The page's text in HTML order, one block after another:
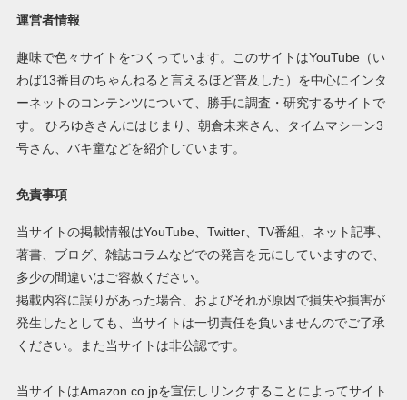
運営者情報
趣味で色々サイトをつくっています。このサイトはYouTube（い
わば13番目のちゃんねると言えるほど普及した）を中心にインタ
ーネットのコンテンツについて、勝手に調査・研究するサイトで
す。 ひろゆきさんにはじまり、朝倉未来さん、タイムマシーン3
号さん、バキ童などを紹介しています。
免責事項
当サイトの掲載情報はYouTube、Twitter、TV番組、ネット記事、
著書、ブログ、雑誌コラムなどでの発言を元にしていますので、
多少の間違いはご容赦ください。
掲載内容に誤りがあった場合、およびそれが原因で損失や損害が
発生したとしても、当サイトは一切責任を負いませんのでご了承
ください。また当サイトは非公認です。
当サイトはAmazon.co.jpを宣伝しリンクすることによってサイト